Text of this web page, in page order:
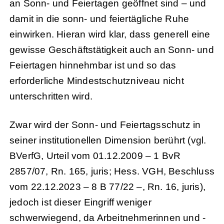
an Sonn- und Feiertagen geöffnet sind – und
damit in die sonn- und feiertägliche Ruhe
einwirken. Hieran wird klar, dass generell eine
gewisse Geschäftstätigkeit auch an Sonn- und
Feiertagen hinnehmbar ist und so das
erforderliche Mindestschutzniveau nicht
unterschritten wird.
Zwar wird der Sonn- und Feiertagsschutz in
seiner institutionellen Dimension berührt (vgl.
BVerfG, Urteil vom 01.12.2009 – 1 BvR
2857/07, Rn. 165, juris; Hess. VGH, Beschluss
vom 22.12.2023 – 8 B 77/22 –, Rn. 16, juris),
jedoch ist dieser Eingriff weniger
schwerwiegend, da Arbeitnehmerinnen und -